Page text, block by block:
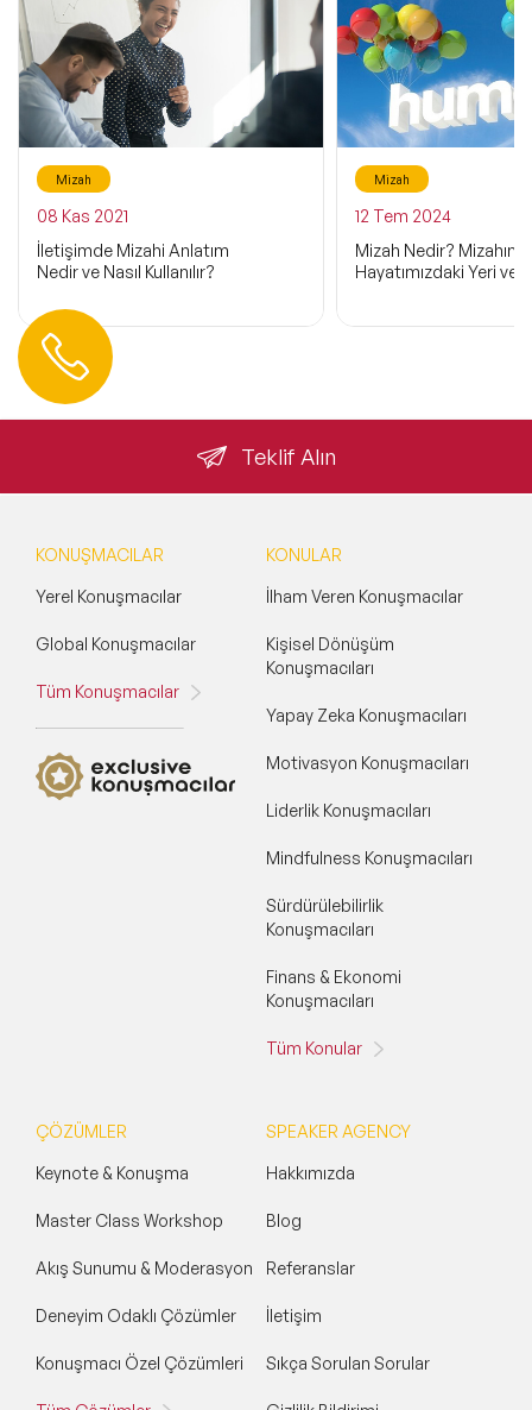
Mizah
08 Kas 2021
İletişimde Mizahi Anlatım
Nedir ve Nasıl Kullanılır?
Mizah
12 Tem 2024
Mizah Nedir? Mizahın
Hayatımızdaki Yeri ve
Teklif Alın
Hemen Ulaşın
KONUŞMACILAR
Yerel Konuşmacılar
Global Konuşmacılar
Tüm Konuşmacılar
KONULAR
İlham Veren Konuşmacılar
Kişisel Dönüşüm
Konuşmacıları
Yapay Zeka Konuşmacıları
Motivasyon Konuşmacıları
Liderlik Konuşmacıları
Mindfulness Konuşmacıları
Sürdürülebilirlik
Konuşmacıları
Finans & Ekonomi
Konuşmacıları
Tüm Konular
ÇÖZÜMLER
Keynote & Konuşma
Master Class Workshop
Akış Sunumu & Moderasyon
Deneyim Odaklı Çözümler
Konuşmacı Özel Çözümleri
SPEAKER AGENCY
Hakkımızda
Blog
Referanslar
İletişim
Sıkça Sorulan Sorular